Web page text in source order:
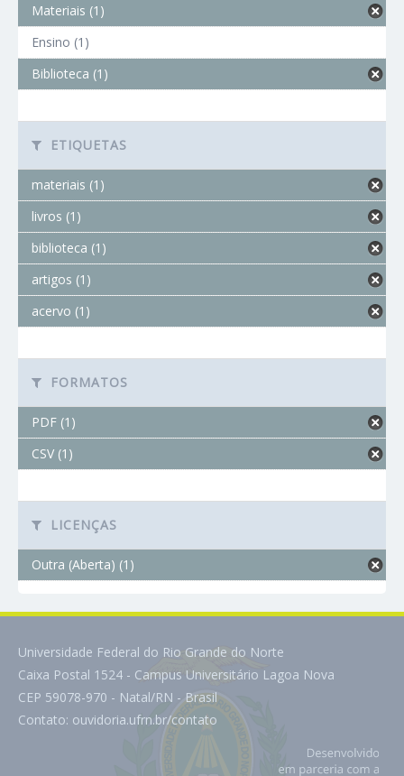
Materiais (1)
Ensino (1)
Biblioteca (1)
ETIQUETAS
materiais (1)
livros (1)
biblioteca (1)
artigos (1)
acervo (1)
FORMATOS
PDF (1)
CSV (1)
LICENÇAS
Outra (Aberta) (1)
Universidade Federal do Rio Grande do Norte
Caixa Postal 1524 - Campus Universitário Lagoa Nova
CEP 59078-970 - Natal/RN - Brasil
Contato: ouvidoria.ufrn.br/contato